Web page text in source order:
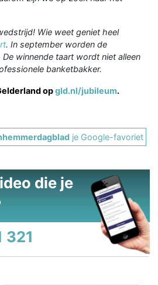
Wie weet geniet heel
. In september worden de
winnende taart wordt niet alleen
banketbakker.
opgld.nl/jubileum.
je Google-favoriet
die je
321